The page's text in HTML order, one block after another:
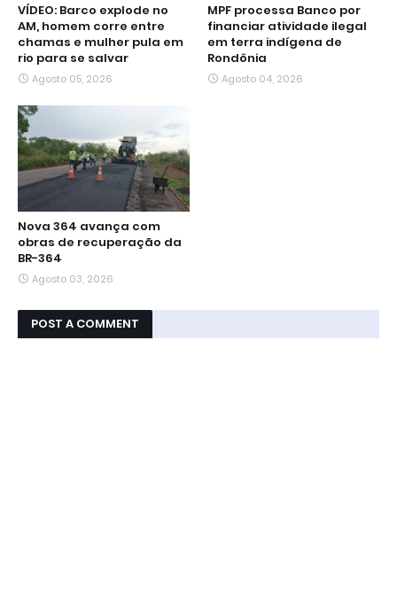
VÍDEO: Barco explode no
AM, homem corre entre
chamas e mulher pula em
rio para se salvar
Agosto 05, 2026
MPF processa Banco por
financiar atividade ilegal
em terra indígena de
Rondônia
Agosto 04, 2026
Nova 364 avança com
obras de recuperação da
BR-364
Agosto 03, 2026
POST A COMMENT